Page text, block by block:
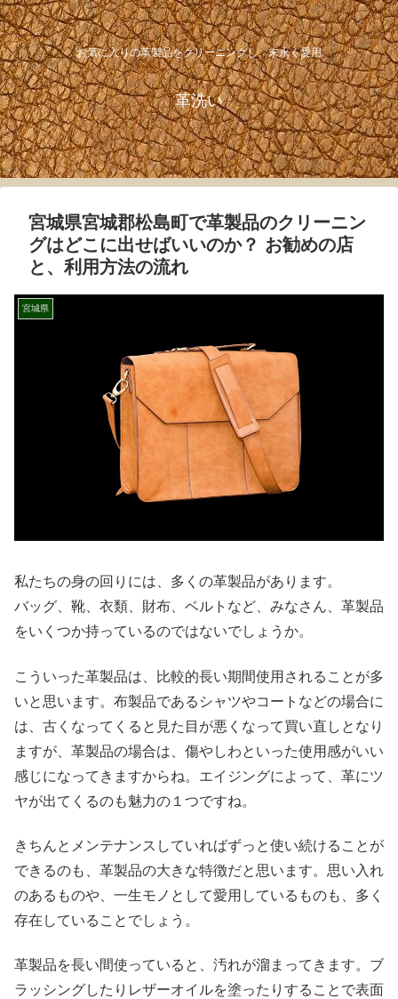
お気に入りの革製品をクリーニングし、末永く愛用
革洗い
宮城県宮城郡松島町で革製品のクリーニン
グはどこに出せばいいのか？ お勧めの店
と、利用方法の流れ
宮城県
私たちの身の回りには、多くの革製品があります。
バッグ、靴、衣類、財布、ベルトなど、みなさん、革製品
をいくつか持っているのではないでしょうか。
こういった革製品は、比較的長い期間使用されることが多
いと思います。布製品であるシャツやコートなどの場合に
は、古くなってくると見た目が悪くなって買い直しとなり
ますが、革製品の場合は、傷やしわといった使用感がいい
感じになってきますからね。エイジングによって、革にツ
ヤが出てくるのも魅力の１つですね。
きちんとメンテナンスしていればずっと使い続けることが
できるのも、革製品の大きな特徴だと思います。思い入れ
のあるものや、一生モノとして愛用しているものも、多く
存在していることでしょう。
革製品を長い間使っていると、汚れが溜まってきます。ブ
ラッシングしたりレザーオイルを塗ったりすることで表面